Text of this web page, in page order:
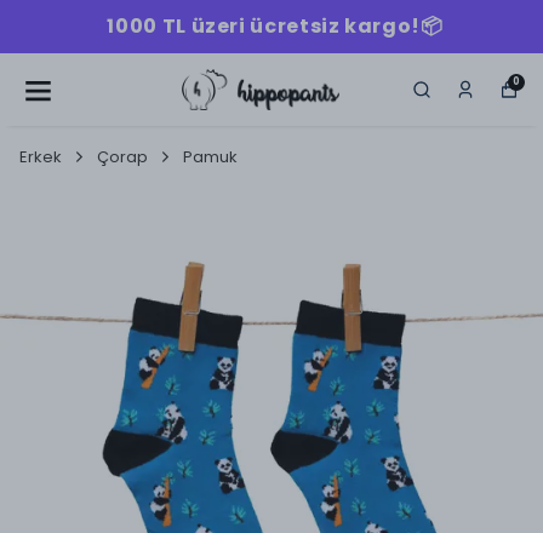
1000 TL üzeri ücretsiz kargo!📦
0
Erkek Çorap Pamuk